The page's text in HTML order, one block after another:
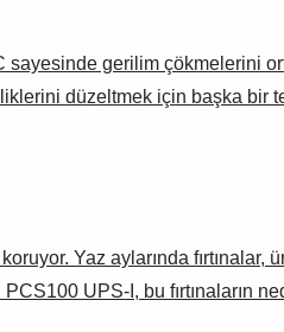
gerilim çökmelerini
düzeltmek için başka bir
Yaz aylarında fırtınalar,
UPS-I, bu fırtınaların